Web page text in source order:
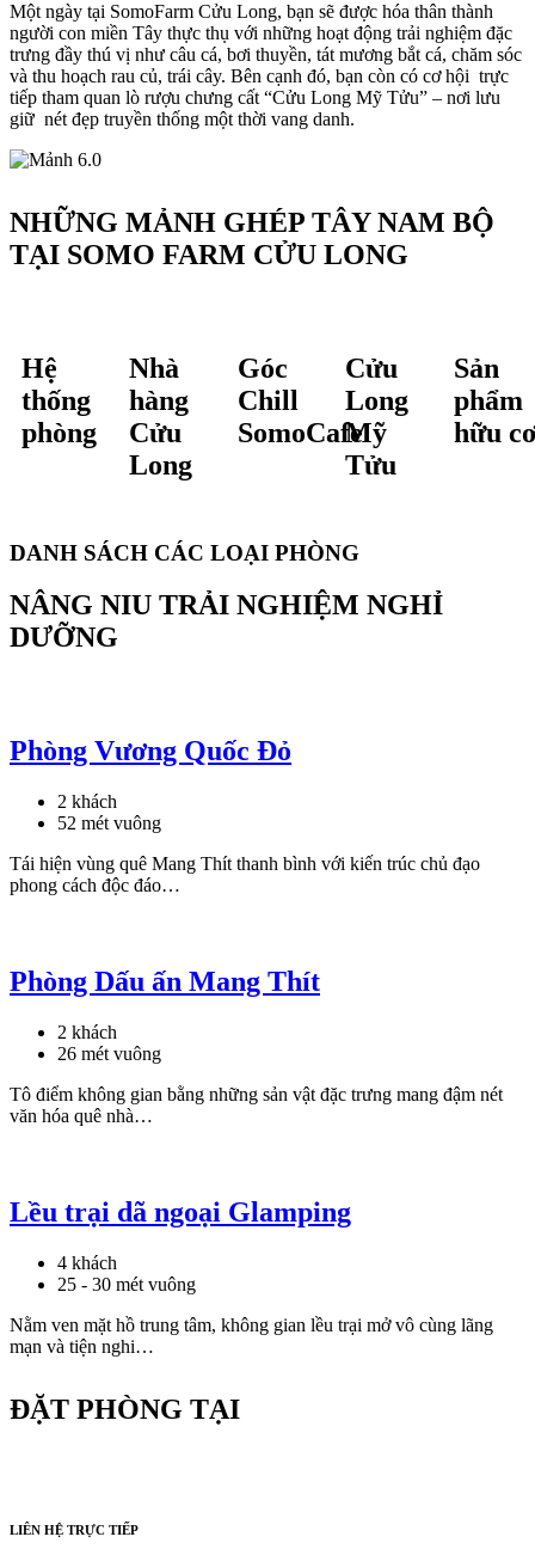
Một ngày tại SomoFarm Cửu Long, bạn sẽ được hóa thân thành
người con miền Tây thực thụ với những hoạt động trải nghiệm đặc
trưng đầy thú vị như câu cá, bơi thuyền, tát mương bắt cá, chăm sóc
và thu hoạch rau củ, trái cây. Bên cạnh đó, bạn còn có cơ hội trực
tiếp tham quan lò rượu chưng cất “Cửu Long Mỹ Tửu” – nơi lưu
giữ nét đẹp truyền thống một thời vang danh.
NHỮNG MẢNH GHÉP TÂY NAM BỘ
TẠI SOMO FARM CỬU LONG
Hệ
thống
phòng
Nhà
hàng
Cửu
Long
Góc
Chill
SomoCafe
Cửu
Long
Mỹ
Tửu
Sản
phẩm
hữu
DANH SÁCH CÁC LOẠI PHÒNG
NÂNG NIU TRẢI NGHIỆM NGHỈ
DƯỠNG
Phòng Vương Quốc Đỏ
2 khách
52 mét vuông
Tái hiện vùng quê Mang Thít thanh bình với kiến trúc chủ đạo
phong cách độc đáo…
Phòng Dấu ấn Mang Thít
2 khách
26 mét vuông
Tô điểm không gian bằng những sản vật đặc trưng mang đậm nét
văn hóa quê nhà…
Lều trại dã ngoại Glamping
4 khách
25 - 30 mét vuông
Nằm ven mặt hồ trung tâm, không gian lều trại mở vô cùng lãng
mạn và tiện nghi…
ĐẶT PHÒNG TẠI
LIÊN HỆ TRỰC TIẾP